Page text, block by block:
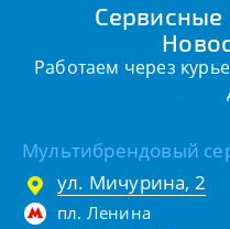
Работаем через
Мультибрендовый
ул. Мичурина, 2
пл. Ленина